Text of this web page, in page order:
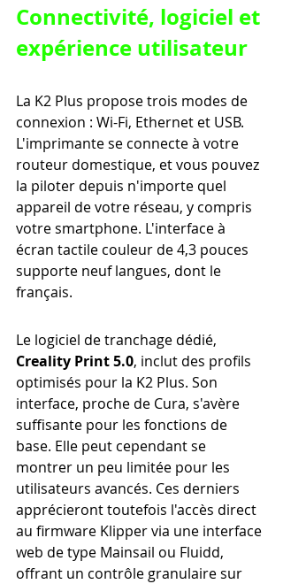
Connectivité, logiciel et
expérience utilisateur
La K2 Plus propose trois modes de
connexion : Wi-Fi, Ethernet et USB.
L'imprimante se connecte à votre
routeur domestique, et vous pouvez
la piloter depuis n'importe quel
appareil de votre réseau, y compris
votre smartphone. L'interface à
écran tactile couleur de 4,3 pouces
supporte neuf langues, dont le
français.
Le logiciel de tranchage dédié,
Creality Print 5.0, inclut des profils
optimisés pour la K2 Plus. Son
interface, proche de Cura, s'avère
suffisante pour les fonctions de
base. Elle peut cependant se
montrer un peu limitée pour les
utilisateurs avancés. Ces derniers
apprécieront toutefois l'accès direct
au firmware Klipper via une interface
web de type Mainsail ou Fluidd,
offrant un contrôle granulaire sur